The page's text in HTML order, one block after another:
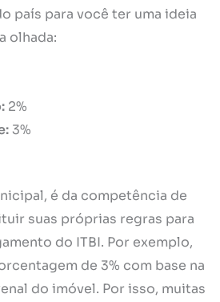
país para você ter uma ideia
olhada:
2%
3%
é da competência de
suas próprias regras para
do ITBI. Por exemplo,
de 3% com base na
do imóvel. Por isso, muitas